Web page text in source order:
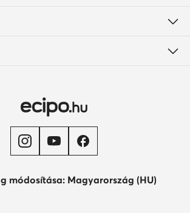
módosítása: Magyarország (HU)